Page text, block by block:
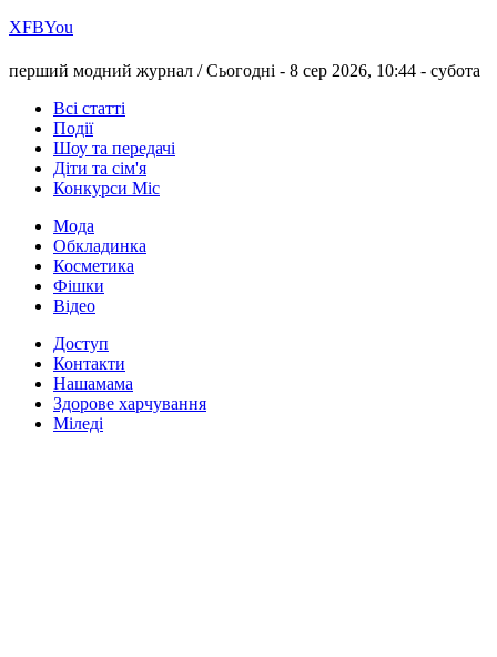
ХFBYou
перший модний журнал /Сьогодні - 8 сер 2026, 10:44 - субота
Всі статті
Події
Шоу та передачі
Діти та сім'я
Конкурси Міс
Мода
Обкладинка
Косметика
Фішки
Відео
Доступ
Контакти
Нашамама
Здорове харчування
Міледі